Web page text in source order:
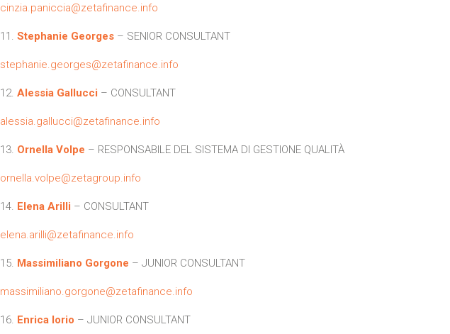
cinzia.paniccia@zetafinance.info
11. Stephanie Georges – SENIOR CONSULTANT
stephanie.georges@zetafinance.info
12. Alessia Gallucci – CONSULTANT
alessia.gallucci@zetafinance.info
13. Ornella Volpe – RESPONSABILE DEL SISTEMA DI GESTIONE QUALITÀ
ornella.volpe@zetagroup.info
14. Elena Arilli – CONSULTANT
elena.arilli@zetafinance.info
15. Massimiliano Gorgone – JUNIOR CONSULTANT
massimiliano.gorgone@zetafinance.info
16. Enrica Iorio – JUNIOR CONSULTANT